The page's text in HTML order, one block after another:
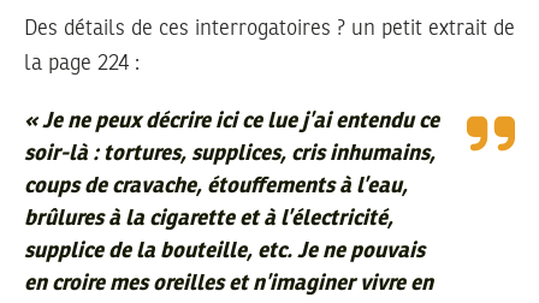
Des détails de ces interrogatoires ? un petit extrait de
la page 224 :
«Je ne peux décrire ici ce lue j’ai entendu ce
soir-là : tortures, supplices, cris inhumains,
coups de cravache, étouffements à l’eau,
brûlures à la cigarette et à l’électricité,
supplice de la bouteille, etc. Je ne pouvais
en croire mes oreilles et n’imaginer vivre en